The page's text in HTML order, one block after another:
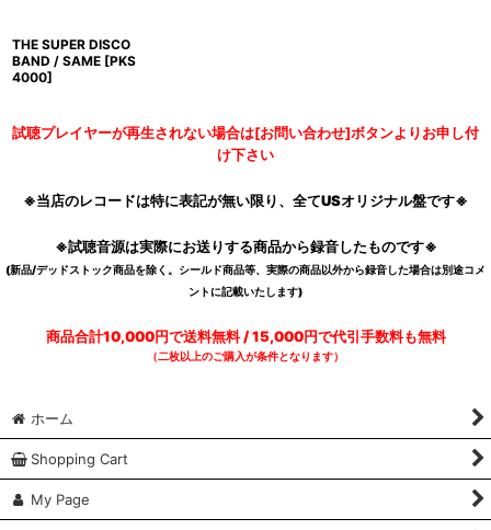
THE SUPER DISCO
BAND / SAME [PKS
4000]
試聴プレイヤーが再生されない場合は[お問い合わせ]ボタンよりお申し付
け下さい
※当店のレコードは特に表記が無い限り、全てUSオリジナル盤です※
※試聴音源は実際にお送りする商品から録音したものです※
(新品/デッドストック商品を除く。シールド商品等、実際の商品以外から録音した場合は別途コメ
ントに記載いたします)
商品合計10,000円で送料無料 / 15,000円で代引手数料も無料
（二枚以上のご購入が条件となります）
ホーム
Shopping Cart
My Page